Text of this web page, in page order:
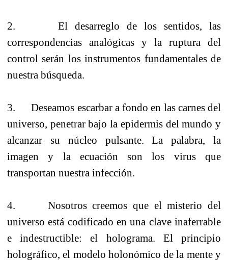
2. El desarreglo de los sentidos, las
correspondencias analógicas y la ruptura del
control serán los instrumentos fundamentales de
nuestra búsqueda.
3. Deseamos escarbar a fondo en las carnes del
universo, penetrar bajo la epidermis del mundo y
alcanzar su núcleo pulsante. La palabra, la
imagen y la ecuación son los virus que
transportan nuestra infección.
4. Nosotros creemos que el misterio del
universo está codificado en una clave inaferrable
e indestructible: el holograma. El principio
holográfico, el modelo holonómico de la mente y